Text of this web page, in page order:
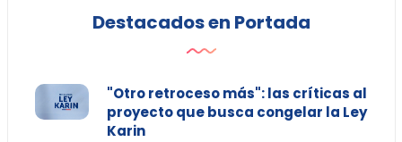
Destacados en Portada
"Otro retroceso más": las críticas al
proyecto que busca congelar la Ley
Karin